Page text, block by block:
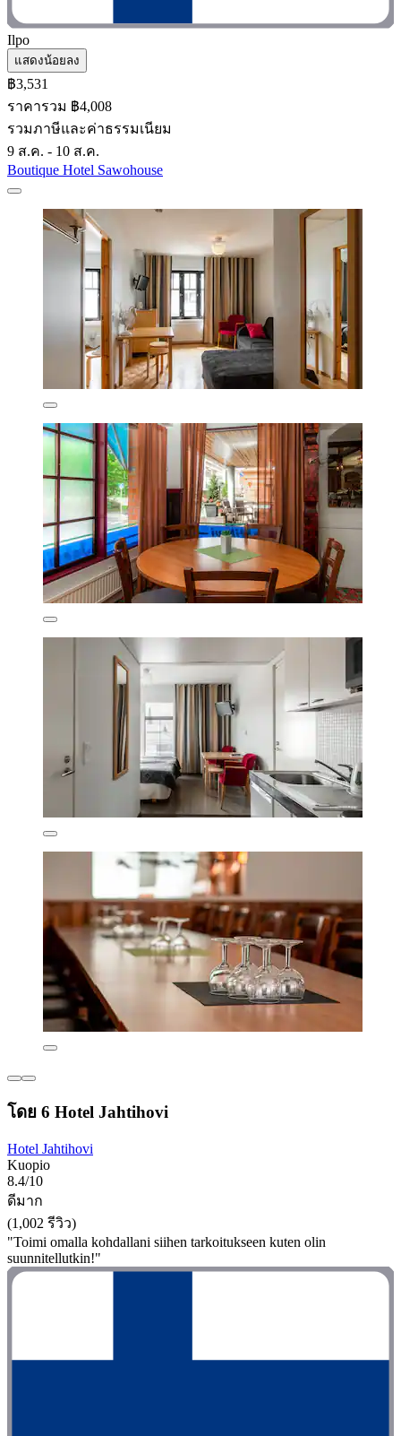
Ilpo
แสดงน้อยลง
฿3,531
ราคารวม ฿4,008
รวมภาษีและค่าธรรมเนียม
9 ส.ค. - 10 ส.ค.
Boutique Hotel Sawohouse
โดย 6 Hotel Jahtihovi
Hotel Jahtihovi
Kuopio
8.4/10
ดีมาก
(1,002 รีวิว)
"Toimi omalla kohdallani siihen tarkoitukseen kuten olin
suunnitellutkin!"